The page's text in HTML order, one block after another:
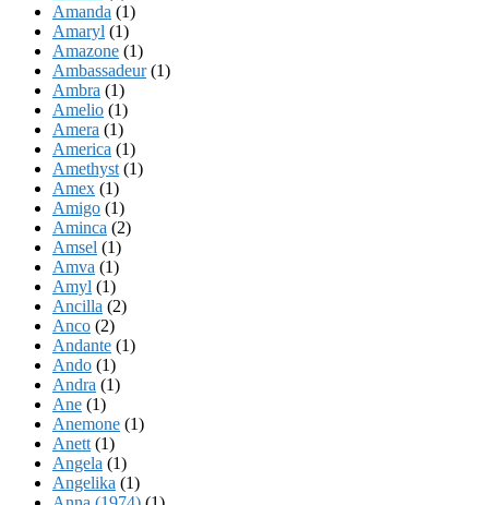
Amanda (1)
Amaryl (1)
Amazone (1)
Ambassadeur(1)
Ambra (1)
Amelio (1)
Amera (1)
America (1)
Amethyst (1)
Amex (1)
Amigo (1)
Aminca (2)
Amsel (1)
Amva (1)
Amyl (1)
Ancilla (2)
Anco (2)
Andante (1)
Ando (1)
Andra (1)
Ane (1)
Anemone (1)
Anett (1)
Angela (1)
Angelika (1)